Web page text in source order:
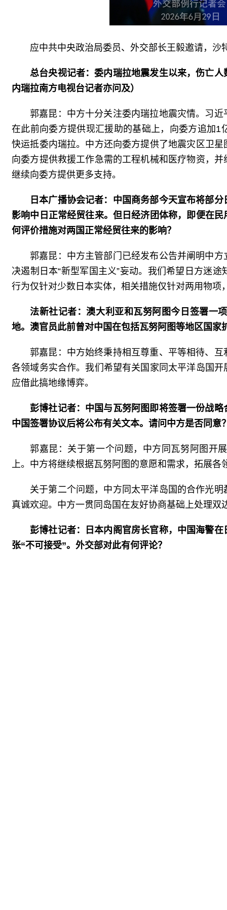
应中共中央政治局委员、外交部长王毅邀请，
总台央视记者：委内瑞拉地震发生以来，伤亡
内瑞拉南方电视台记者亦问及）
郭嘉昆：中方十分关注委内瑞拉地震灾情。习
在此前向委方提供现汇援助的基础上，向委方追加
快运抵委内瑞拉。中方还向委方提供了地震灾区卫
向委方提供救援工作急需的工程机械和医疗物资，
继续向委方提供更多支持。
日本广播协会记者：中国商务部今天宣布将部
影响中日正常经贸往来。但日经济团体称，即便在
何评价措施对两国正常经贸往来的影响？
郭嘉昆：中方主管部门已经发布公告并阐明中
决遏制日本“新型军国主义”妄动。我们希望日方迷
行为仅针对少数日本实体，相关措施仅针对两用物
法新社记者：澳大利亚和瓦努阿图今日签署一
地。澳官员此前曾对中国在包括瓦努阿图等地区国
郭嘉昆：中方始终秉持相互尊重、平等相待、
各领域务实合作。我们希望有关国家同太平洋岛国
应借此搞地缘博弈。
彭博社记者：中国与瓦努阿图即将签署一份战
中国签署协议后将公布有关文本。请问中方是否同
郭嘉昆：关于第一个问题，中方同瓦努阿图开
上。中方将继续根据瓦努阿图的意愿和需求，拓展
关于第二个问题，中方同太平洋岛国的合作光
真诚欢迎。中方一贯同岛国在友好协商基础上处理双
彭博社记者：日本内阁官房长官称，中国海警
张“不可接受”。外交部对此有何评论？